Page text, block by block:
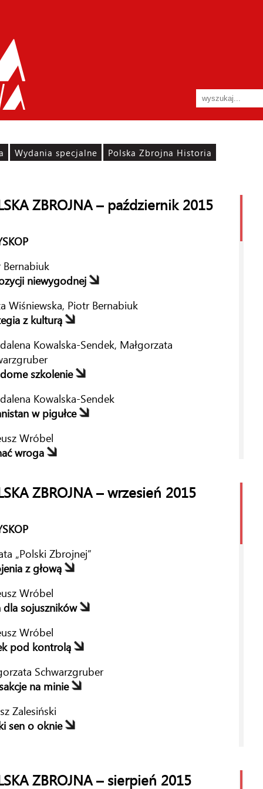
Wydania specjalne
Polska Zbrojna Historia
ZBROJNA – październik 2015
Bernabiuk
niewygodnej
Wiśniewska, Piotr Bernabiuk
z kulturą
Kowalska-Sendek, Małgorzata
szkolenie
Kowalska-Sendek
w pigułce
Wróbel
wroga
oblicze armii
Glińska, Magdalena Kowalska-Sendek
nie choruj!
Kowalska-Sendek
desant
Schwarzgruber
na polu minowym
Zalesiński
z kluczem
Schwarzgruber
nauka
ZBROJNA – wrzesień 2015
„Polski Zbrojnej”
z głową
Wróbel
dla sojuszników
Wróbel
pod kontrolą
Schwarzgruber
na minie
Zalesiński
sen o oknie
BączykZBROJNA – sierpień 2015